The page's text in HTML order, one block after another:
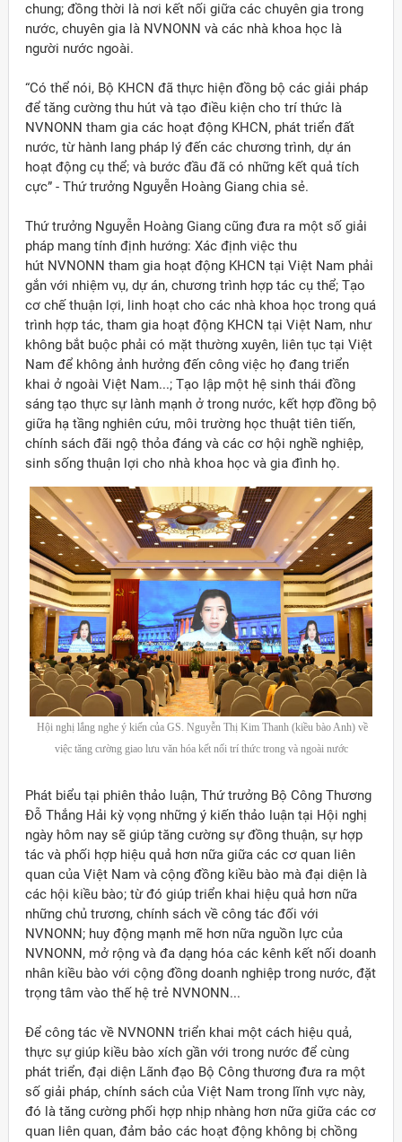
chung; đồng thời là nơi kết nối giữa các chuyên gia trong
nước, chuyên gia là NVNONN và các nhà khoa học là
người nước ngoài.
“Có thể nói, Bộ KHCN đã thực hiện đồng bộ các giải pháp
để tăng cường thu hút và tạo điều kiện cho trí thức là
NVNONN tham gia các hoạt động KHCN, phát triển đất
nước, từ hành lang pháp lý đến các chương trình, dự án
hoạt động cụ thể; và bước đầu đã có những kết quả tích
cực” - Thứ trưởng Nguyễn Hoàng Giang chia sẻ.
Thứ trưởng Nguyễn Hoàng Giang cũng đưa ra một số giải
pháp mang tính định hướng: Xác định việc thu
hút NVNONN tham gia hoạt động KHCN tại Việt Nam phải
gắn với nhiệm vụ, dự án, chương trình hợp tác cụ thể; Tạo
cơ chế thuận lợi, linh hoạt cho các nhà khoa học trong quá
trình hợp tác, tham gia hoạt động KHCN tại Việt Nam, như
không bắt buộc phải có mặt thường xuyên, liên tục tại Việt
Nam để không ảnh hưởng đến công việc họ đang triển
khai ở ngoài Việt Nam...; Tạo lập một hệ sinh thái đồng
sáng tạo thực sự lành mạnh ở trong nước, kết hợp đồng bộ
giữa hạ tầng nghiên cứu, môi trường học thuật tiên tiến,
chính sách đãi ngộ thỏa đáng và các cơ hội nghề nghiệp,
sinh sống thuận lợi cho nhà khoa học và gia đình họ.
Hội nghị lắng nghe ý kiến của GS. Nguyễn Thị Kim Thanh (kiều bào Anh) về
việc tăng cường giao lưu văn hóa kết nối trí thức trong và ngoài nước
Phát biểu tại phiên thảo luận, Thứ trưởng Bộ Công Thương
Đỗ Thắng Hải kỳ vọng những ý kiến thảo luận tại Hội nghị
ngày hôm nay sẽ giúp tăng cường sự đồng thuận, sự hợp
tác và phối hợp hiệu quả hơn nữa giữa các cơ quan liên
quan của Việt Nam và cộng đồng kiều bào mà đại diện là
các hội kiều bào; từ đó giúp triển khai hiệu quả hơn nữa
những chủ trương, chính sách về công tác đối với
NVNONN; huy động mạnh mẽ hơn nữa nguồn lực của
NVNONN, mở rộng và đa dạng hóa các kênh kết nối doanh
nhân kiều bào với cộng đồng doanh nghiệp trong nước, đặt
trọng tâm vào thế hệ trẻ NVNONN...
Để công tác về NVNONN triển khai một cách hiệu quả,
thực sự giúp kiều bào xích gần với trong nước để cùng
phát triển, đại diện Lãnh đạo Bộ Công thương đưa ra một
số giải pháp, chính sách của Việt Nam trong lĩnh vực này,
đó là tăng cường phối hợp nhịp nhàng hơn nữa giữa các cơ
quan liên quan, đảm bảo các hoạt động không bị chồng